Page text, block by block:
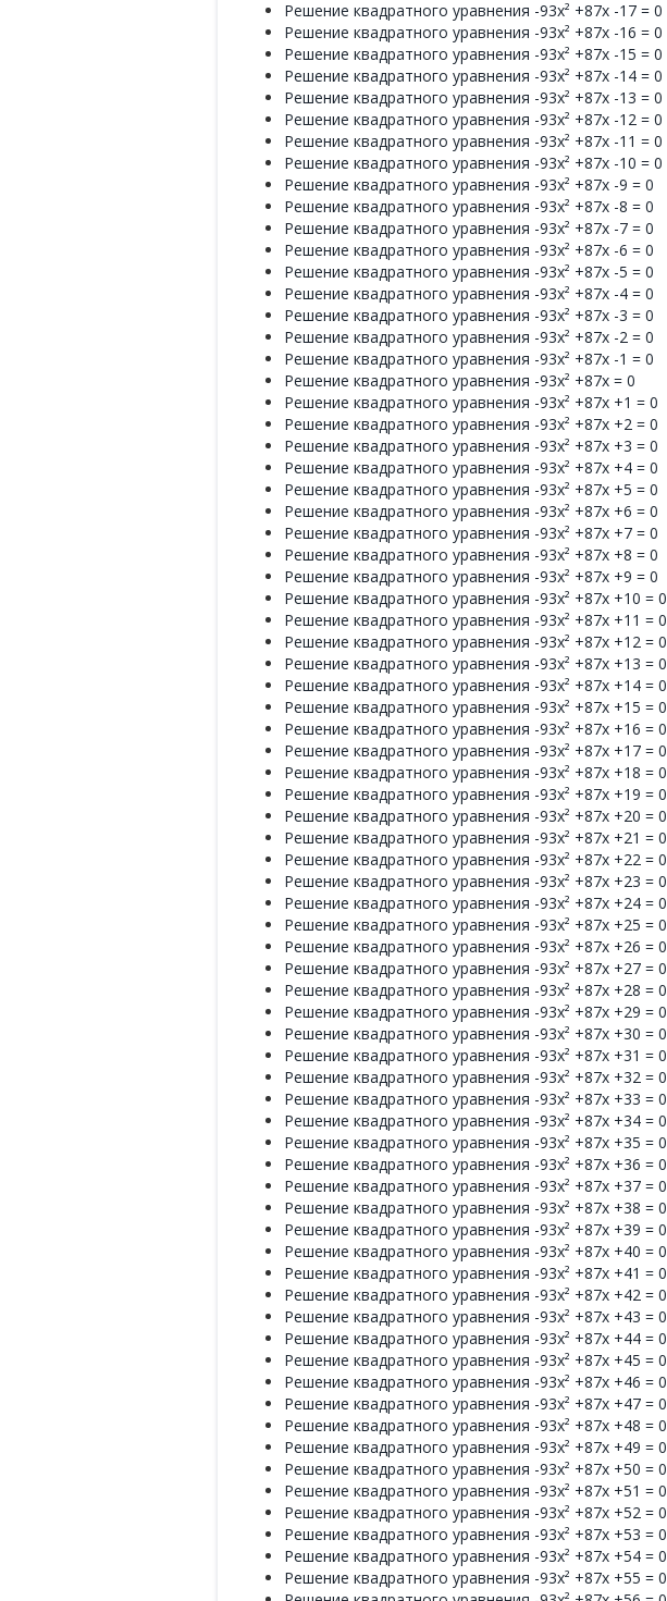
Решение квадратного уравнения -93x² +87x -17 = 0
Решение квадратного уравнения -93x² +87x -16 = 0
Решение квадратного уравнения -93x² +87x -15 = 0
Решение квадратного уравнения -93x² +87x -14 = 0
Решение квадратного уравнения -93x² +87x -13 = 0
Решение квадратного уравнения -93x² +87x -12 = 0
Решение квадратного уравнения -93x² +87x -11 = 0
Решение квадратного уравнения -93x² +87x -10 = 0
Решение квадратного уравнения -93x² +87x -9 = 0
Решение квадратного уравнения -93x² +87x -8 = 0
Решение квадратного уравнения -93x² +87x -7 = 0
Решение квадратного уравнения -93x² +87x -6 = 0
Решение квадратного уравнения -93x² +87x -5 = 0
Решение квадратного уравнения -93x² +87x -4 = 0
Решение квадратного уравнения -93x² +87x -3 = 0
Решение квадратного уравнения -93x² +87x -2 = 0
Решение квадратного уравнения -93x² +87x -1 = 0
Решение квадратного уравнения -93x² +87x = 0
Решение квадратного уравнения -93x² +87x +1 = 0
Решение квадратного уравнения -93x² +87x +2 = 0
Решение квадратного уравнения -93x² +87x +3 = 0
Решение квадратного уравнения -93x² +87x +4 = 0
Решение квадратного уравнения -93x² +87x +5 = 0
Решение квадратного уравнения -93x² +87x +6 = 0
Решение квадратного уравнения -93x² +87x +7 = 0
Решение квадратного уравнения -93x² +87x +8 = 0
Решение квадратного уравнения -93x² +87x +9 = 0
Решение квадратного уравнения -93x² +87x +10 = 0
Решение квадратного уравнения -93x² +87x +11 = 0
Решение квадратного уравнения -93x² +87x +12 = 0
Решение квадратного уравнения -93x² +87x +13 = 0
Решение квадратного уравнения -93x² +87x +14 = 0
Решение квадратного уравнения -93x² +87x +15 = 0
Решение квадратного уравнения -93x² +87x +16 = 0
Решение квадратного уравнения -93x² +87x +17 = 0
Решение квадратного уравнения -93x² +87x +18 = 0
Решение квадратного уравнения -93x² +87x +19 = 0
Решение квадратного уравнения -93x² +87x +20 = 0
Решение квадратного уравнения -93x² +87x +21 = 0
Решение квадратного уравнения -93x² +87x +22 = 0
Решение квадратного уравнения -93x² +87x +23 = 0
Решение квадратного уравнения -93x² +87x +24 = 0
Решение квадратного уравнения -93x² +87x +25 = 0
Решение квадратного уравнения -93x² +87x +26 = 0
Решение квадратного уравнения -93x² +87x +27 = 0
Решение квадратного уравнения -93x² +87x +28 = 0
Решение квадратного уравнения -93x² +87x +29 = 0
Решение квадратного уравнения -93x² +87x +30 = 0
Решение квадратного уравнения -93x² +87x +31 = 0
Решение квадратного уравнения -93x² +87x +32 = 0
Решение квадратного уравнения -93x² +87x +33 = 0
Решение квадратного уравнения -93x² +87x +34 = 0
Решение квадратного уравнения -93x² +87x +35 = 0
Решение квадратного уравнения -93x² +87x +36 = 0
Решение квадратного уравнения -93x² +87x +37 = 0
Решение квадратного уравнения -93x² +87x +38 = 0
Решение квадратного уравнения -93x² +87x +39 = 0
Решение квадратного уравнения -93x² +87x +40 = 0
Решение квадратного уравнения -93x² +87x +41 = 0
Решение квадратного уравнения -93x² +87x +42 = 0
Решение квадратного уравнения -93x² +87x +43 = 0
Решение квадратного уравнения -93x² +87x +44 = 0
Решение квадратного уравнения -93x² +87x +45 = 0
Решение квадратного уравнения -93x² +87x +46 = 0
Решение квадратного уравнения -93x² +87x +47 = 0
Решение квадратного уравнения -93x² +87x +48 = 0
Решение квадратного уравнения -93x² +87x +49 = 0
Решение квадратного уравнения -93x² +87x +50 = 0
Решение квадратного уравнения -93x² +87x +51 = 0
Решение квадратного уравнения -93x² +87x +52 = 0
Решение квадратного уравнения -93x² +87x +53 = 0
Решение квадратного уравнения -93x² +87x +54 = 0
Решение квадратного уравнения -93x² +87x +55 = 0